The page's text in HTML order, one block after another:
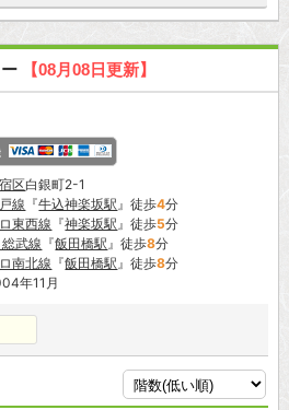
【08月08日更新】
区白銀町2-1
線 『牛込神楽坂駅 』徒歩4分
東西線 『神楽坂駅 』徒歩5分
武線 『飯田橋駅 』徒歩8分
南北線 『飯田橋駅 』徒歩8分
年11月